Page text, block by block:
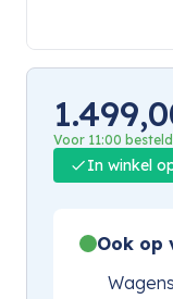
Voor 11:00
In winkel
Ook op